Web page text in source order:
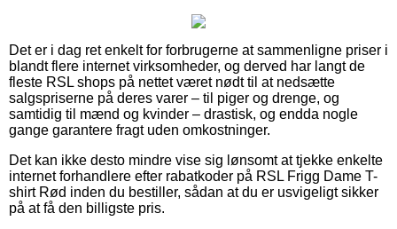
Det er i dag ret enkelt for forbrugerne at sammenligne priser i
blandt flere internet virksomheder, og derved har langt de
fleste RSL shops på nettet været nødt til at nedsætte
salgspriserne på deres varer – til piger og drenge, og
samtidig til mænd og kvinder – drastisk, og endda nogle
gange garantere fragt uden omkostninger.
Det kan ikke desto mindre vise sig lønsomt at tjekke enkelte
internet forhandlere efter rabatkoder på RSL Frigg Dame T-
shirt Rød inden du bestiller, sådan at du er usvigeligt sikker
på at få den billigste pris.